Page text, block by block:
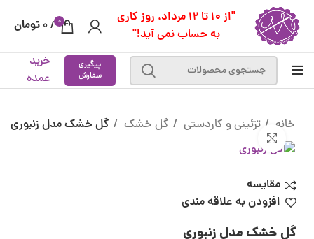
"از 10 تا 12 مرداد، روز کاری
به حساب نمی آید!"
0
/
0 تومان
پیگیری
سفارش
خرید
عمده
خانه تزئینی و کاردستی گل خشک گل خشک مدل زنبوری
مقایسه
افزودن به علاقه مندی
گل خشک مدل زنبوری